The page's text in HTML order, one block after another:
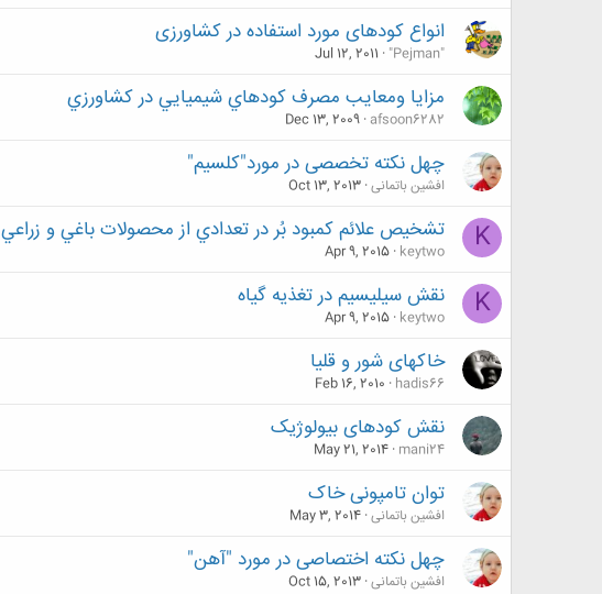
انواع کودهای مورد استفاده در کشاورزی
"Pejman"
Jul 12, 2011
مزايا ومعايب مصرف كودهاي شيميايي در كشاورزي
afsoon6282
Dec 13, 2009
چهل نکته تخصصی در مورد"کلسیم"
افشین باتمانی Oct 13, 2013
K تشخيص علائم کمبود بُر در تعدادي از محصولات باغي و زراعي
keytwo
Apr 9, 2015
K نقش سیلیسیم در تغذیه گیاه
keytwo
Apr 9, 2015
خاکهای شور و قلیا
hadis66
Feb 16, 2010
نقش کودهای بیولوژیک
mani24
May 21, 2014
توان تامپونی خاک
افشین باتمانی May 3, 2014
چهل نکته اختصاصی در مورد "آهن"
افشین باتمانی Oct 15, 2013